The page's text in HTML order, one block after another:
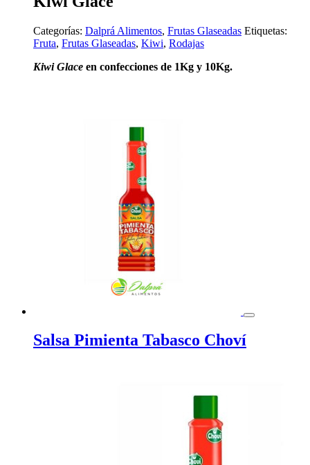
Categorías: Dalprá Alimentos, Frutas Glaseadas Etiquetas:
Fruta, Frutas Glaseadas, Kiwi, Rodajas
Kiwi Glace en confecciones de 1Kg y 10Kg.
Salsa Pimienta Tabasco Choví